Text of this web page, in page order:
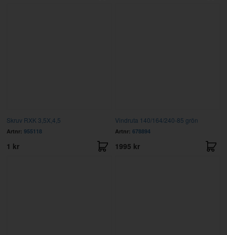
Skruv RXK 3,5X,4,5
Artnr: 955118
1 kr
Vindruta 140/164/240-85 grön
Artnr: 678894
1995 kr